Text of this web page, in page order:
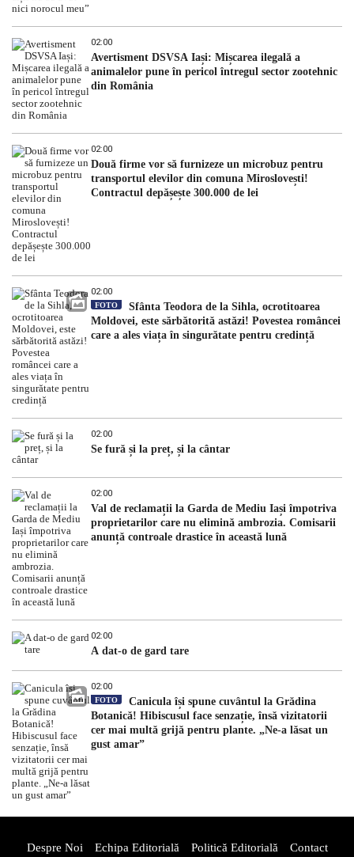
02:00
Avertisment DSVSA Iași: Mișcarea ilegală a
animalelor pune în pericol întregul sector zootehnic
din România
02:00
Două firme vor să furnizeze un microbuz pentru
transportul elevilor din comuna Miroslovești!
Contractul depășește 300.000 de lei
02:00
FOTO
Sfânta Teodora de la Sihla, ocrotitoarea
Moldovei, este sărbătorită astăzi! Povestea româncei
care a ales viața în singurătate pentru credință
02:00
Se fură și la preț, și la cântar
02:00
Val de reclamații la Garda de Mediu Iași împotriva
proprietarilor care nu elimină ambrozia. Comisarii
anunță controale drastice în această lună
02:00
A dat-o de gard tare
02:00
FOTO
Canicula își spune cuvântul la Grădina
Botanică! Hibiscusul face senzație, însă vizitatorii
cer mai multă grijă pentru plante. „Ne-a lăsat un
gust amar”
Despre Noi Echipa Editorială Politică Editorială
Contact